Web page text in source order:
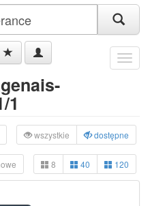
Menu
1
wszystkie dostępne
8 40 120